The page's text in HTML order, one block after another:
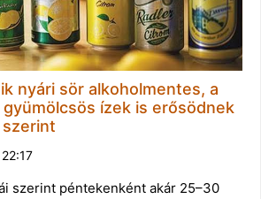
nyári sör alkoholmentes, a
ízek is erősödnek
szerint
szerint péntekenként akár 25–30